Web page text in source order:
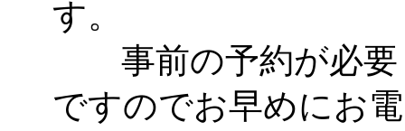
す。
事前の予約が必要
ですのでお早めにお電